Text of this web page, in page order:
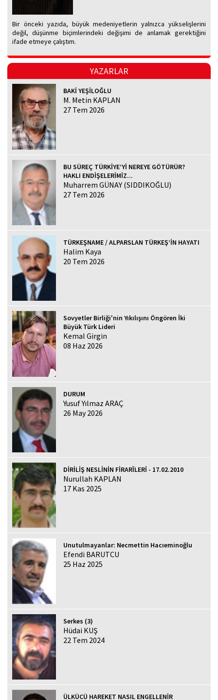
Bir önceki yazıda, büyük medeniyetlerin yalnızca yükselişlerini
değil, düşünme biçimlerindeki değişimi de anlamak gerektiğini
ifade etmeye çalıştım.
YAZARLAR
BAKİ YEŞİLOĞLU
M. Metin KAPLAN
27 Tem 2026
BU SÜREÇ TÜRKİYE’Yİ NEREYE GÖTÜRÜR?
HAKLI ENDİŞELERİMİZ...
Muharrem GÜNAY (SIDDIKOĞLU)
27 Tem 2026
TÜRKEŞNAME / ALPARSLAN TÜRKEŞ’İN HAYATI
Halim Kaya
20 Tem 2026
Sovyetler Birliği'nin Yıkılışını Öngören İki
Büyük Türk Lideri
Kemal Girgin
08 Haz 2026
DURUM
Yusuf Yılmaz ARAÇ
26 May 2026
DİRİLİŞ NESLİNİN FİRARÎLERİ - 17.02.2010
Nurullah KAPLAN
17 Kas 2025
Unutulmayanlar: Necmettin Hacıeminoğlu
Efendi BARUTCU
25 Haz 2025
Serkes (3)
Hüdai KUŞ
22 Tem 2024
ÜLKÜCÜ HAREKET NASIL ENGELLENİR